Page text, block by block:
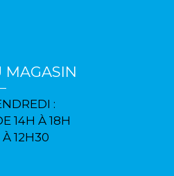
MAGASIN
:
14H À 18H
12H30